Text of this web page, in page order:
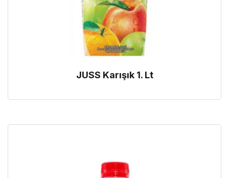
JUSS Karışık 1. Lt